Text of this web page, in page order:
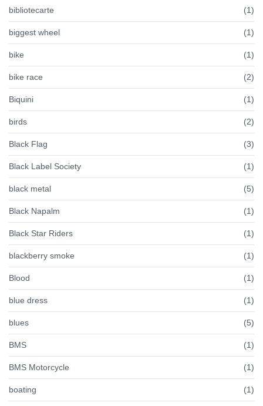
bibliotecarte (1)
biggest wheel (1)
bike (1)
bike race (2)
Biquini (1)
birds (2)
Black Flag (3)
Black Label Society (1)
black metal (5)
Black Napalm (1)
Black Star Riders (1)
blackberry smoke (1)
Blood (1)
blue dress (1)
blues (5)
BMS (1)
BMS Motorcycle (1)
boating (1)